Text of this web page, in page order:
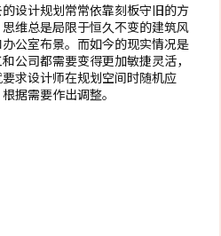
的设计规划常常依靠刻板守旧的方
维总是局限于恒久不变的建筑风
公室布景。而如今的现实情况是
和公司都需要变得更加敏捷灵活，
要求设计师在规划空间时随机应
据需要作出调整。